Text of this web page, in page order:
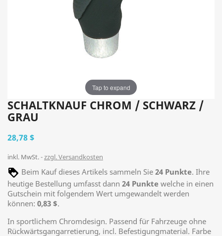
Tap to expand
SCHALTKNAUF CHROM / SCHWARZ /
GRAU
28,78 $
inkl. MwSt. zzgl. Versandkosten
Beim Kauf dieses Artikels sammeln Sie 24 Punkte. Ihre
heutige Bestellung umfasst dann 24 Punkte welche in einen
Gutschein mit folgendem Wert umgewandelt werden
können: 0,83 $.
In sportlichem Chromdesign. Passend für Fahrzeuge ohne
Rückwärtsgangarretierung, incl. Befestigungmaterial. Farbe